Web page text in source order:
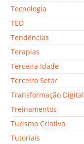
Tecnologia
TED
Tendências
Terapias
Terceira Idade
Terceiro Setor
Transformação Digital
Treinamentos
Turismo Criativo
Tutoriais